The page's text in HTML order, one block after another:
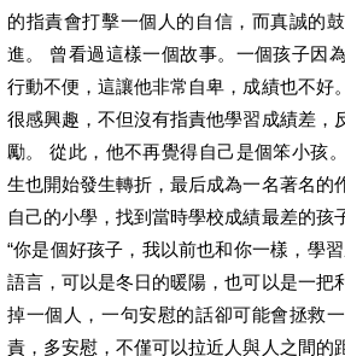
的指責會打擊一個人的自信，而真誠的
進。 曾看過這樣一個故事。一個孩子因
行動不便，這讓他非常自卑，成績也不好
很感興趣，不但沒有指責他學習成績差，
勵。 從此，他不再覺得自己是個笨小孩
生也開始發生轉折，最后成為一名著名的
自己的小學，找到當時學校成績最差的孩
“你是個好孩子，我以前也和你一樣，學
語言，可以是冬日的暖陽，也可以是一把
掉一個人，一句安慰的話卻可能會拯救
責，多安慰，不僅可以拉近人與人之間的